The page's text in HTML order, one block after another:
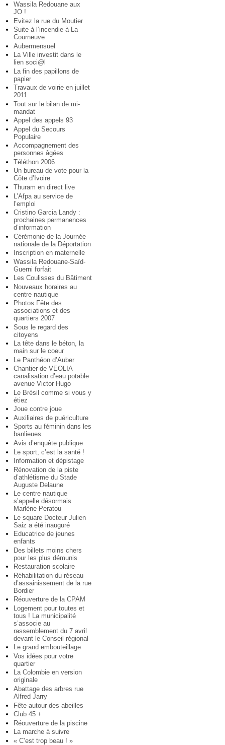
Wassila Redouane aux
JO !
Evitez la rue du Moutier
Suite à l’incendie à La
Courneuve
Aubermensuel
La Ville investit dans le
lien soci@l
La fin des papillons de
papier
Travaux de voirie en juillet
2011
Tout sur le bilan de mi-
mandat
Appel des appels 93
Appel du Secours
Populaire
Accompagnement des
personnes âgées
Téléthon 2006
Un bureau de vote pour la
Côte d’Ivoire
Thuram en direct live
L’Afpa au service de
l’emploi
Cristino Garcia Landy :
prochaines permanences
d’information
Cérémonie de la Journée
nationale de la Déportation
Inscription en maternelle
Wassila Redouane-Saïd-
Guerni forfait
Les Coulisses du Bâtiment
Nouveaux horaires au
centre nautique
Photos Fête des
associations et des
quartiers 2007
Sous le regard des
citoyens
La tête dans le béton, la
main sur le coeur
Le Panthéon d’Auber
Chantier de VEOLIA
canalisation d’eau potable
avenue Victor Hugo
Le Brésil comme si vous y
étiez
Joue contre joue
Auxiliaires de puériculture
Sports au féminin dans les
banlieues
Avis d’enquête publique
Le sport, c’est la santé !
Information et dépistage
Rénovation de la piste
d’athlétisme du Stade
Auguste Delaune
Le centre nautique
s’appelle désormais
Marlène Peratou
Le square Docteur Julien
Saiz a été inauguré
Educatrice de jeunes
enfants
Des billets moins chers
pour les plus démunis
Restauration scolaire
Réhabilitation du réseau
d’assainissement de la rue
Bordier
Réouverture de la CPAM
Logement pour toutes et
tous ! La municipalité
s’associe au
rassemblement du 7 avril
devant le Conseil régional
Le grand embouteillage
Vos idées pour votre
quartier
La Colombie en version
originale
Abattage des arbres rue
Alfred Jarry
Fête autour des abeilles
Club 45 +
Réouverture de la piscine
La marche à suivre
« C’est trop beau ! »